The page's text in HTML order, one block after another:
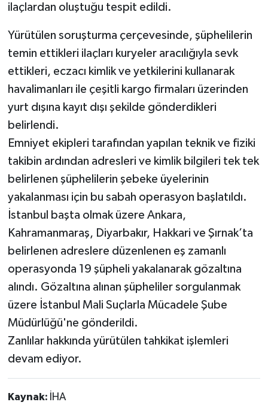
ilaçlardan oluştuğu tespit edildi.
Yürütülen soruşturma çerçevesinde, şüphelilerin
temin ettikleri ilaçları kuryeler aracılığıyla sevk
ettikleri, eczacı kimlik ve yetkilerini kullanarak
havalimanları ile çeşitli kargo firmaları üzerinden
yurt dışına kayıt dışı şekilde gönderdikleri
belirlendi.
Emniyet ekipleri tarafından yapılan teknik ve fiziki
takibin ardından adresleri ve kimlik bilgileri tek tek
belirlenen şüphelilerin şebeke üyelerinin
yakalanması için bu sabah operasyon başlatıldı.
İstanbul başta olmak üzere Ankara,
Kahramanmaraş, Diyarbakır, Hakkari ve Şırnak’ta
belirlenen adreslere düzenlenen eş zamanlı
operasyonda 19 şüpheli yakalanarak gözaltına
alındı. Gözaltına alınan şüpheliler sorgulanmak
üzere İstanbul Mali Suçlarla Mücadele Şube
Müdürlüğü'ne gönderildi.
Zanlılar hakkında yürütülen tahkikat işlemleri
devam ediyor.
Kaynak: İHA